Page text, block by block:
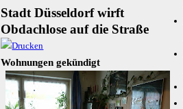
Stadt Düsseldorf wirft
Obdachlose auf die Straße
Wohnungen gekündigt